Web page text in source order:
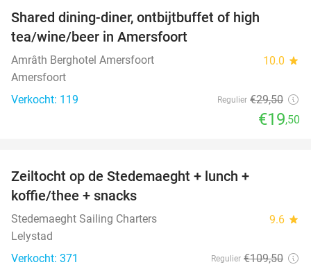
Shared dining-diner, ontbijtbuffet of high
tea/wine/beer in Amersfoort
Amrâth Berghotel Amersfoort 10.0 star
Amersfoort
Verkocht: 119
Regulier €29,50
€19,50
Zeiltocht op de Stedemaeght + lunch +
koffie/thee + snacks
Stedemaeght Sailing Charters 9.6 star
Lelystad
Verkocht: 371
Regulier €109,50